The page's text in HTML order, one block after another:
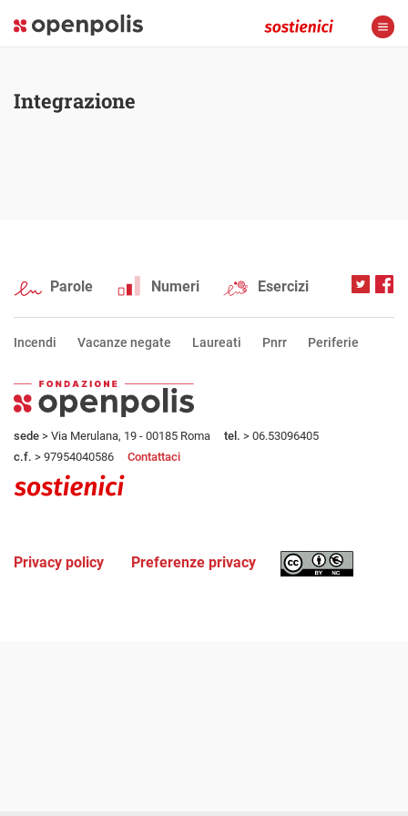
Integrazione
Parole Numeri Esercizi
Incendi Vacanze negate Laureati Pnrr Periferie
sede > Via Merulana, 19 - 00185 Roma tel. > 06.53096405
c.f. > 97954040586 Contattaci
Privacy policy Preferenze privacy